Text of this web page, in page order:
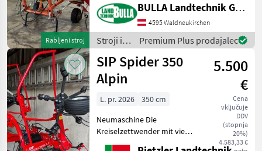
Rabljeni stroj
Klappung Nadmorska
višina: Hidravlična višina,
priklopni trosilec, Naprava
za širjenje meje Stroji
BULLA Landtechnik GmbH
4595 Waldneukirchen
Stroji in
oprema
za žetev
in
spravilo
/ Fella
Premium Plus prodajalec
SIP Spider 350
Alpin
5.500
€
Cena
vključuje
DDV
(stopnja
20%)
4.583,33 €
L. pr. 2026
350 cm
Neumaschine Die
Kreiselzettwender mit vier
Kreiseln sind leicht, robust